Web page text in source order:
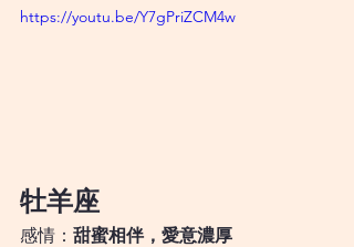
https://youtu.be/Y7gPriZCM4w
牡羊座
感情： 甜蜜相伴，愛意濃厚